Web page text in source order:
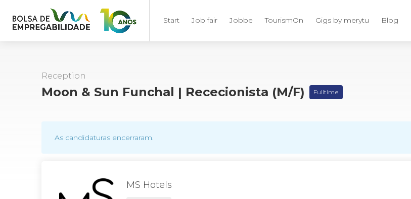
Start Job fair Jobbe TourismOn Gigs by merytu Blog
Reception
Moon & Sun Funchal | Rececionista (M/F) Fulltime
As candidaturas encerraram.
MS Hotels